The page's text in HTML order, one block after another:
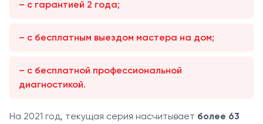
– с гарантией 2 года;
– с бесплатным выездом мастера на дом;
– с бесплатной профессиональной
диагностикой.
На 2021 год, текущая серия насчитывает более 63